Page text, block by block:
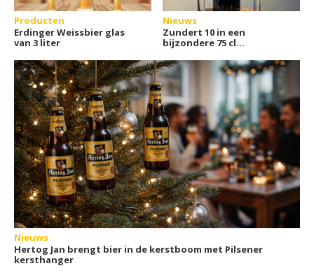
Producten
Erdinger Weissbier glas
van 3 liter
Nieuws
Zundert 10 in een
bijzondere 75 cl
Nieuws
Hertog Jan brengt bier in de kerstboom met Pilsener
kersthanger